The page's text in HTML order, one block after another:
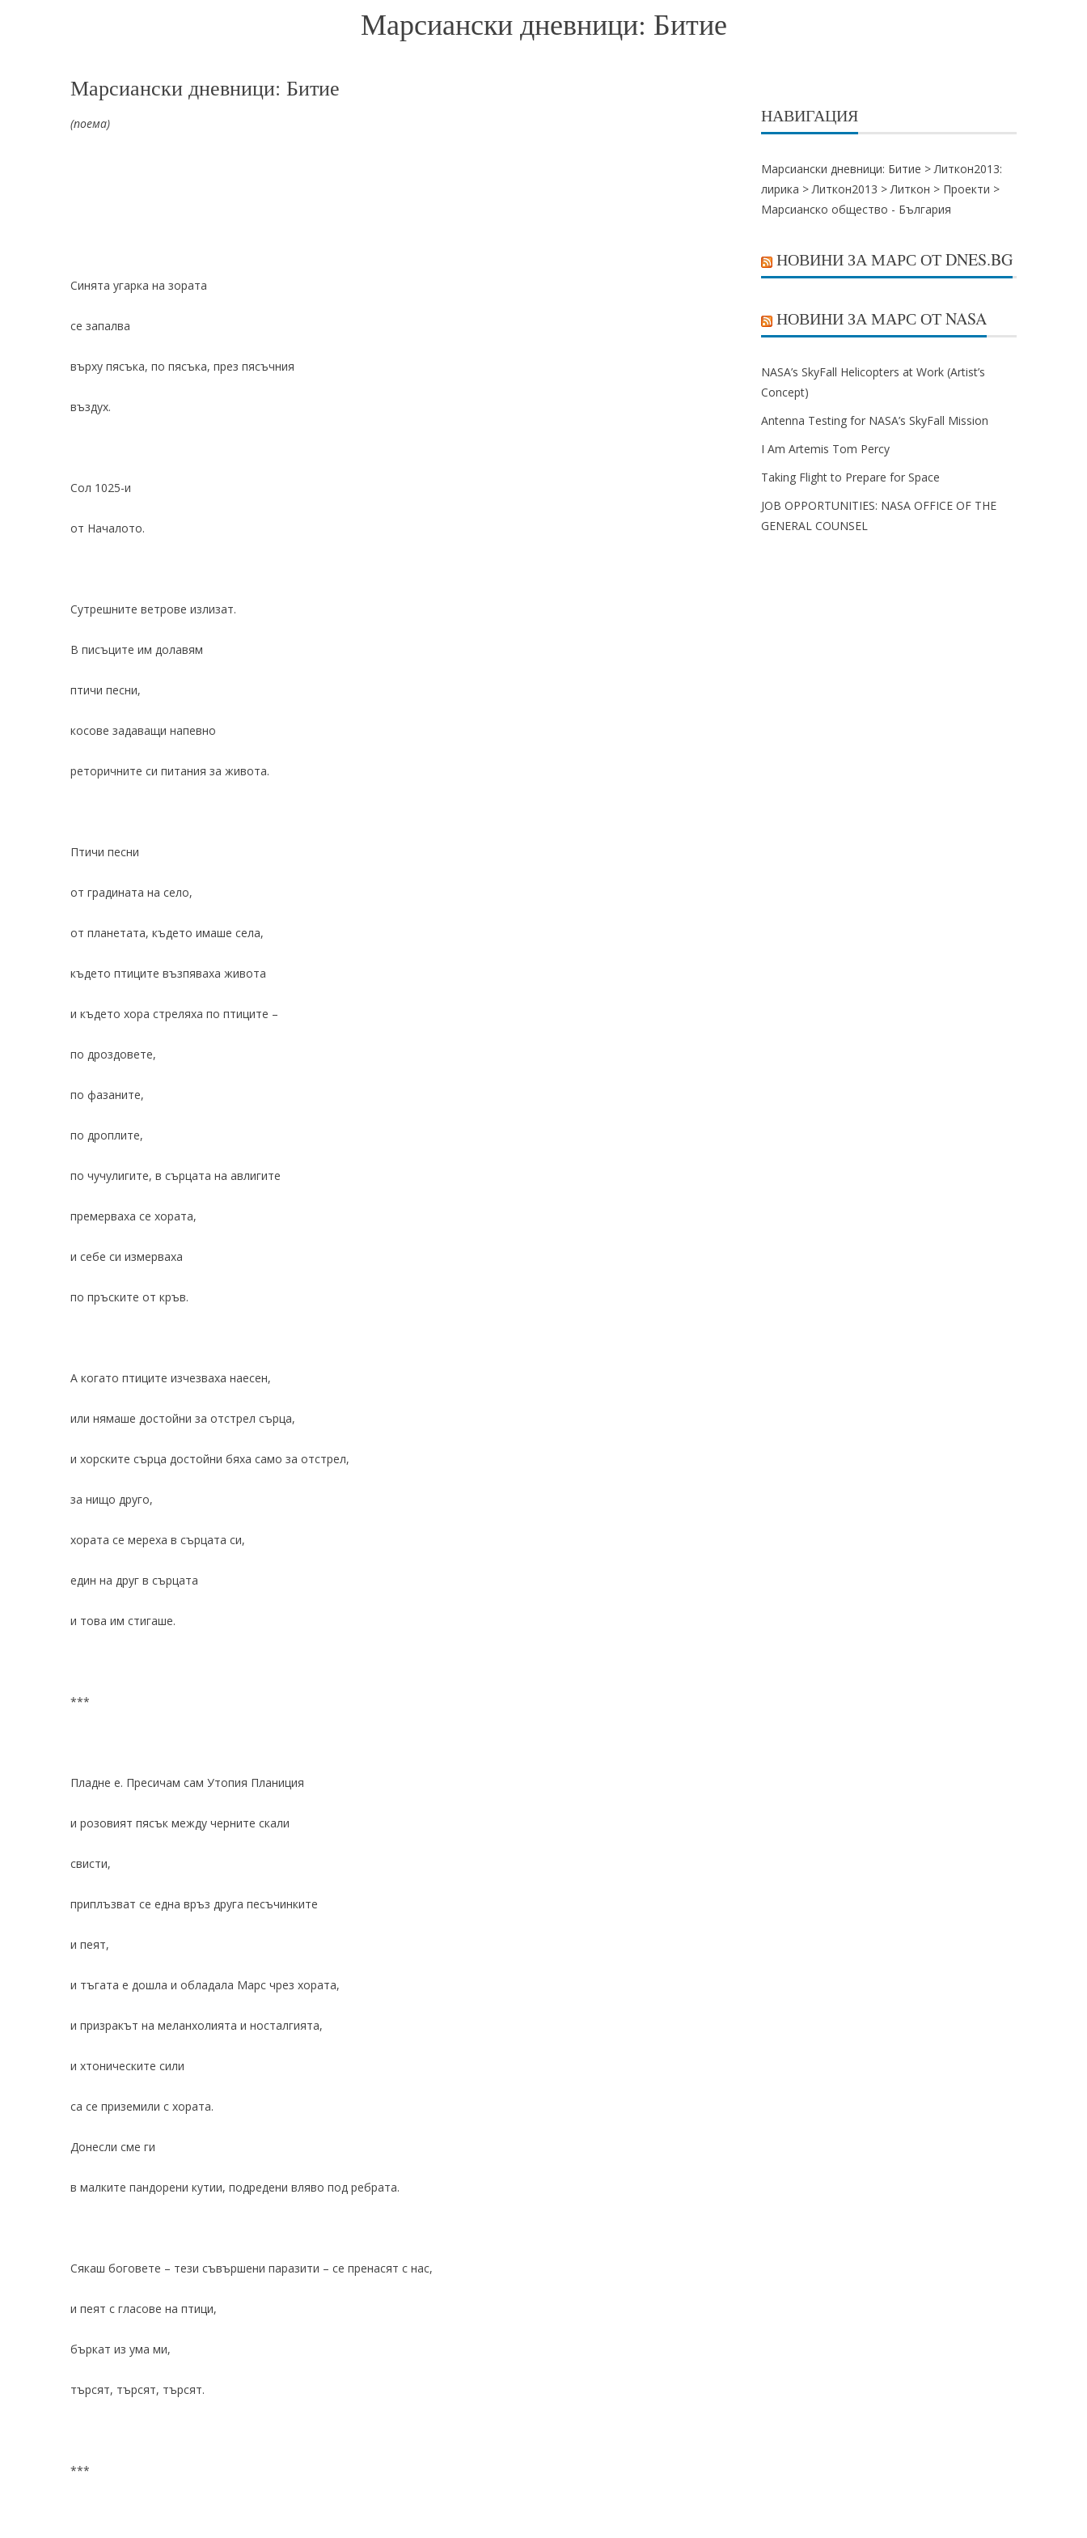
Марсиански дневници: Битие
Марсиански дневници: Битие
(поема)
Синята угарка на зората
се запалва
върху пясъка, по пясъка, през пясъчния
въздух.
Сол 1025-и
от Началото.
Сутрешните ветрове излизат.
В писъците им долавям
птичи песни,
косове задаващи напевно
реторичните си питания за живота.
Птичи песни
от градината на село,
от планетата, където имаше села,
където птиците възпяваха живота
и където хора стреляха по птиците –
по дроздовете,
по фазаните,
по дроплите,
по чучулигите, в сърцата на авлигите
премерваха се хората,
и себе си измерваха
по пръските от кръв.
А когато птиците изчезваха наесен,
или нямаше достойни за отстрел сърца,
и хорските сърца достойни бяха само за отстрел,
за нищо друго,
хората се мереха в сърцата си,
един на друг в сърцата
и това им стигаше.
***
Пладне е. Пресичам сам Утопия Планиция
и розовият пясък между черните скали
свисти,
приплъзват се една връз друга песъчинките
и пеят,
и тъгата е дошла и обладала Марс чрез хората,
и призракът на меланхолията и носталгията,
и хтоническите сили
са се приземили с хората.
Донесли сме ги
в малките пандорени кутии, подредени вляво под ребрата.
Сякаш боговете – тези съвършени паразити – се пренасят с нас,
и пеят с гласове на птици,
бъркат из ума ми,
търсят, търсят, търсят.
***
НАВИГАЦИЯ
Марсиански дневници: Битие >Литкон2013:
лирика >Литкон2013 >Литкон > Проекти >
Марсианско общество - България
НОВИНИ ЗА МАРС ОТ DNES.BG
НОВИНИ ЗА МАРС ОТ NASA
NASA’s SkyFall Helicopters at Work (Artist’s
Concept)
Antenna Testing for NASA’s SkyFall Mission
I Am Artemis Tom Percy
Taking Flight to Prepare for Space
JOB OPPORTUNITIES: NASA OFFICE OF THE
GENERAL COUNSEL